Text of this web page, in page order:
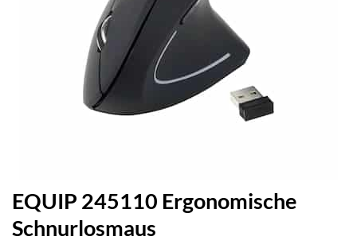
EQUIP 245110 Ergonomische
Schnurlosmaus